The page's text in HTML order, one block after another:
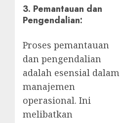
3. Pemantauan dan
Pengendalian:
Proses pemantauan
dan pengendalian
adalah esensial dalam
manajemen
operasional. Ini
melibatkan